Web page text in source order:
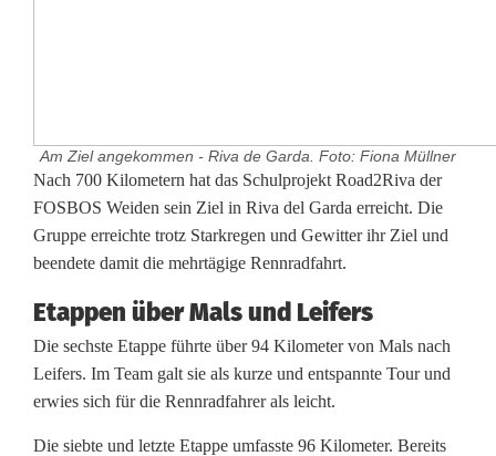
Am Ziel angekommen - Riva de Garda. Foto: Fiona Müllner
E
s
i
s
t
v
o
Nach 700 Kilometern hat das Schulprojekt Road2Riva der
FOSBOS Weiden sein Ziel in Riva del Garda erreicht. Die
Gruppe erreichte trotz Starkregen und Gewitter ihr Ziel und
beendete damit die mehrtägige Rennradfahrt.
Etappen über Mals und Leifers
Die sechste Etappe führte über 94 Kilometer von Mals nach
Leifers. Im Team galt sie als kurze und entspannte Tour und
erwies sich für die Rennradfahrer als leicht.
Die siebte und letzte Etappe umfasste 96 Kilometer. Bereits